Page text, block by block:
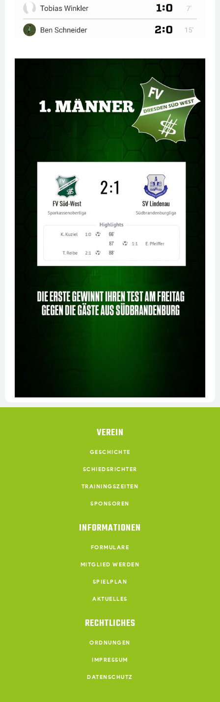
VEREIN
GESCHICHTE
SCHIEDSRICHTER
TRAININGSZEITEN
SPONSOREN
INFORMATIONEN
FORMULARE
MITGLIED WERDEN
SPIELPLAN
AKTUELLES
RECHTLICHES
ORDNUNGEN
IMPRESSUM
DATENSCHUTZ